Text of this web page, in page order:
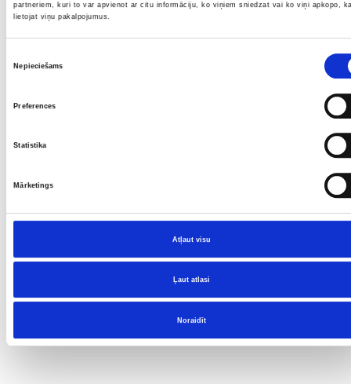
partneriem, kuri to var apvienot ar citu informāciju, ko viņiem sniedzat vai ko viņi apkopo,
lietojat viņu pakalpojumus.
Nepieciešams
Preferences
Statistika
Mārketings
Atļaut visu
Ļaut atlasi
Noraidīt
Apskatīt ierakstu